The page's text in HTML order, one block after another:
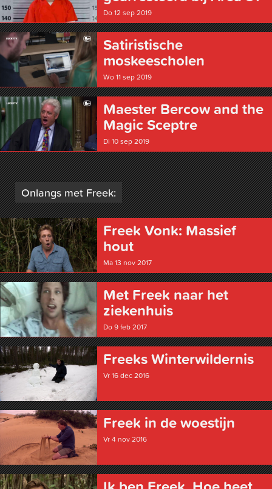
Do 12 sep 2019
Satiristische
moskeescholen
Wo 11 sep 2019
Maester Bercow and the
Magic Sceptre
Di 10 sep 2019
Onlangs met Freek:
Freek Vonk: Massief
hout
Ma 13 nov 2017
Met Freek naar het
ziekenhuis
Do 9 feb 2017
Freeks Winter­wildernis
Vr 16 dec 2016
Freek in de woestijn
Vr 4 nov 2016